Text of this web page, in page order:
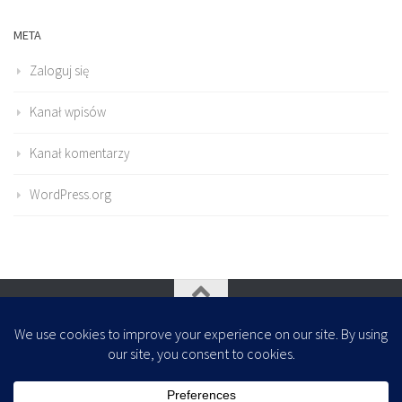
META
Zaloguj się
Kanał wpisów
Kanał komentarzy
WordPress.org